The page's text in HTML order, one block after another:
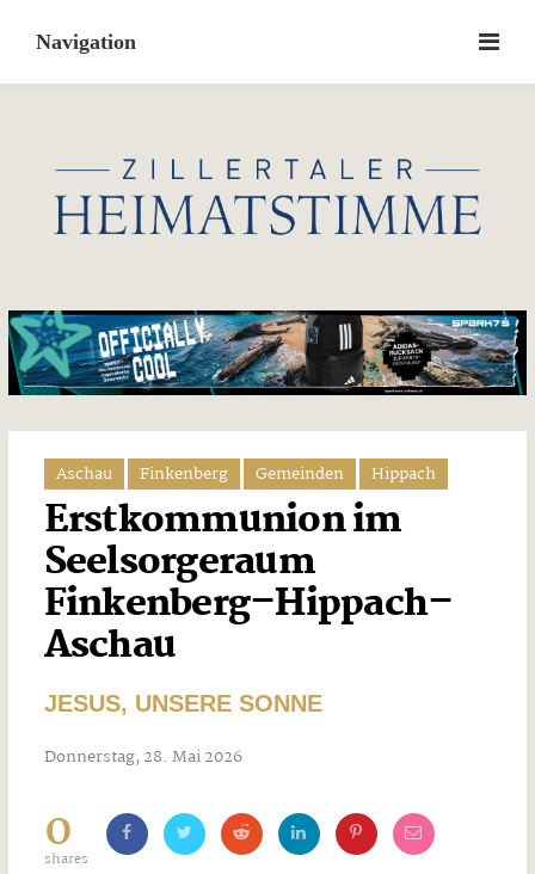
content
Aschau Finkenberg Gemeinden Hippach
Erstkommunion im
Seelsorgeraum
Finkenberg–Hippach–
Aschau
JESUS, UNSERE SONNE
Donnerstag, 28. Mai 2026
0
shares